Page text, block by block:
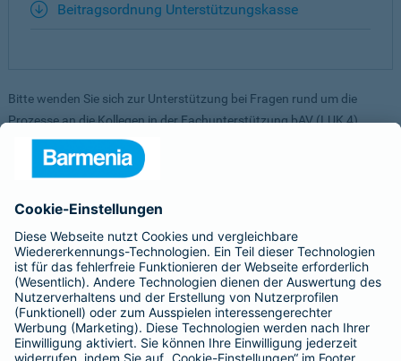
Beitragsordnung Unterstützungskasse
Bitte wenden Sie sich zur Unterstützung bei Fragen rund um die
Prozesse an die Kollegen in der Fachunterstützung bAV (LUK 4).
Telefon:0221-30823269
Versorgungen für ein Trägerunternehmen, für
das schon Versorgungen über die BÜKA
bestehen
Bitte wenden Sie sich zur Unterstützung bei diesen
Sonderfällen an die Kollegen in der Fachunterstützung bAV